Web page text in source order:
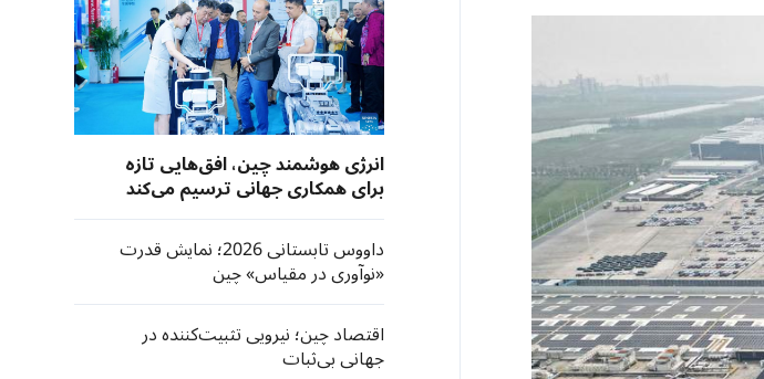
انرژی هوشمند چین، افق‌هایی تازه‌
برای همکاری جهانی ترسیم می‌کند
داووس تابستانی 2026؛ نمایش قدرت
«نوآوری در مقیاس» چین
اقتصاد چین؛ نیرویی تثبیت‌کننده در
جهانی بی‌ثبات